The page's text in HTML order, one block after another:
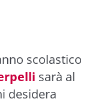
scolastico
sarà al
desidera